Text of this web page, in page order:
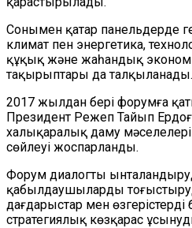
Сонымен қатар панельдерде
климат пен энергетика,
құқық және жаһандық
тақырыптары да талқыланады.
2017 жылдан бері форумға
Президент Режеп Тайып
халықаралық даму
сөйлеуі жоспарланды.
Форум диалогты
қабылдаушыларды
дағдарыстар мен
стратегиялық көзқарас